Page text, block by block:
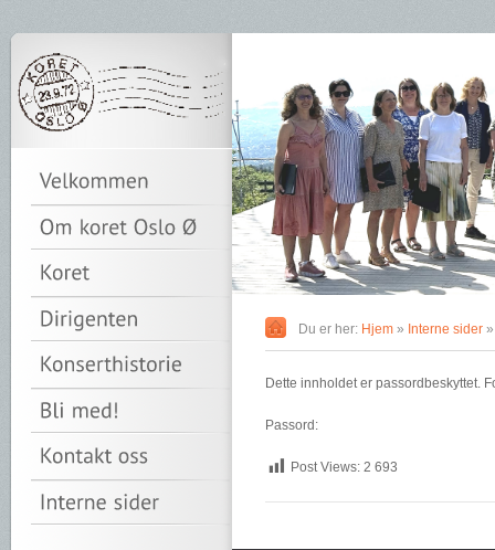
Du er her: Hjem » Interne sider
Dette innholdet er passordbeskyttet.
Passord:
Post Views: 2 693